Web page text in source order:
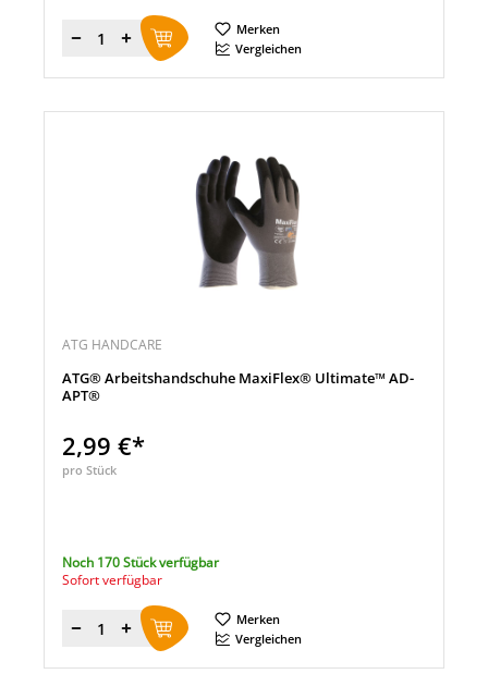
Menge
Merken
Vergleichen
ATG HANDCARE
ATG® Arbeitshandschuhe MaxiFlex® Ultimate™ AD-
APT®
2,99 €*
pro Stück
Noch 170 Stück verfügbar
Sofort verfügbar
Menge
Merken
Vergleichen